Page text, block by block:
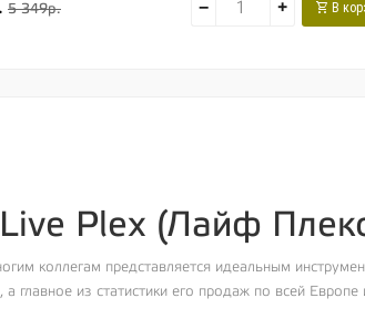
5 349р. − + В
Plex (Лайф
коллегам представляется идеальным
из статистики его продаж по всей Европе